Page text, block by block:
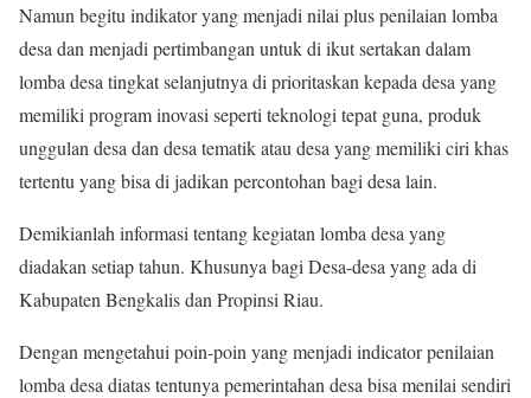
Namun begitu indikator yang menjadi nilai plus penilaian lomba
desa dan menjadi pertimbangan untuk di ikut sertakan dalam
lomba desa tingkat selanjutnya di prioritaskan kepada desa yang
memiliki program inovasi seperti teknologi tepat guna, produk
unggulan desa dan desa tematik atau desa yang memiliki ciri khas
tertentu yang bisa di jadikan percontohan bagi desa lain.
Demikianlah informasi tentang kegiatan lomba desa yang
diadakan setiap tahun. Khusunya bagi Desa-desa yang ada di
Kabupaten Bengkalis dan Propinsi Riau.
Dengan mengetahui poin-poin yang menjadi indicator penilaian
lomba desa diatas tentunya pemerintahan desa bisa menilai sendiri